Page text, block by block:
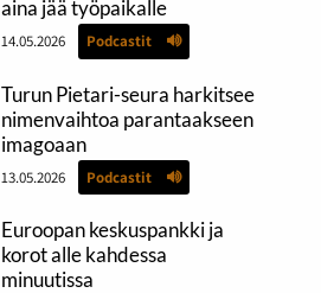
aina jää työpaikalle
14.05.2026 Podcastit
Turun Pietari-seura harkitsee
nimenvaihtoa parantaakseen
imagoaan
13.05.2026 Podcastit
Euroopan keskuspankki ja
korot alle kahdessa
minuutissa